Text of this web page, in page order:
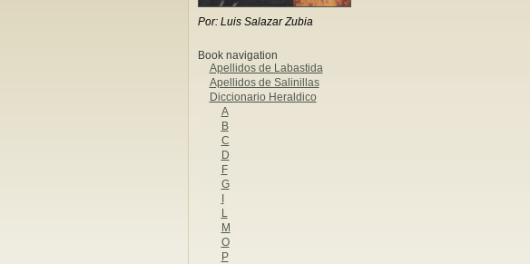
Por: Luis Salazar Zubia
Book navigation
Apellidos de Labastida
Apellidos de Salinillas
Diccionario Heraldico
A
B
C
D
F
G
L
M
O
P